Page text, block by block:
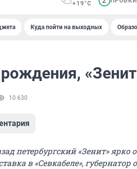
+19°C
Куда пойти на выходных
10 630
петербургский «Зенит» ярко
в «Севкабеле», губернатор